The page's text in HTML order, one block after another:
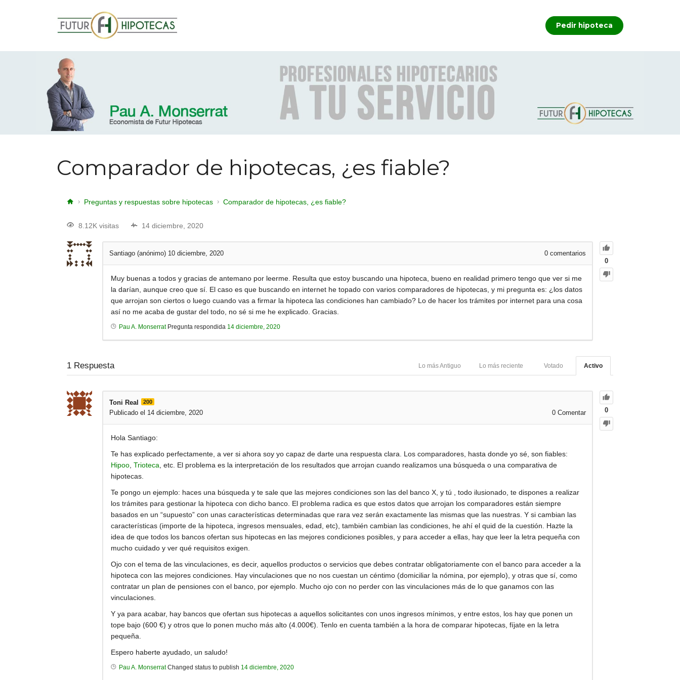
Pedir hipoteca
Comparador de hipotecas, ¿es fiable?
Preguntas y respuestas sobre hipotecas Comparador de hipotecas, ¿es fiable?
8.12K visitas 14 diciembre, 2020
0
Santiago (anónimo) 10 diciembre, 2020 0 comentarios
Muy buenas a todos y gracias de antemano por leerme. Resulta que estoy buscando una hipoteca, bueno en realidad primero tengo que ver si me
la darían, aunque creo que sí. El caso es que buscando en internet he topado con varios comparadores de hipotecas, y mi pregunta es: ¿los datos
que arrojan son ciertos o luego cuando vas a firmar la hipoteca las condiciones han cambiado? Lo de hacer los trámites por internet para una cosa
así no me acaba de gustar del todo, no sé si me he explicado. Gracias.
Pau A. MonserratPregunta respondida 14 diciembre, 2020
1 Respuesta Activo
Votado
Lo más reciente
Lo más Antiguo
0
Toni Real 200
Publicado el 14 diciembre, 2020 0 Comentar
Hola Santiago:
Te has explicado perfectamente, a ver si ahora soy yo capaz de darte una respuesta clara. Los comparadores, hasta donde yo sé, son fiables:
Hipoo Trioteca , etc. El problema es la interpretación de los resultados que arrojan cuando realizamos una búsqueda o una comparativa de
hipotecas.
Te pongo un ejemplo: haces una búsqueda y te sale que las mejores condiciones son las del banco X, y tú , todo ilusionado, te dispones a realizar
los trámites para gestionar la hipoteca con dicho banco. El problema radica es que estos datos que arrojan los comparadores están siempre
basados en un “supuesto” con unas características determinadas que rara vez serán exactamente las mismas que las nuestras. Y si cambian las
características (importe de la hipoteca, ingresos mensuales, edad, etc), también cambian las condiciones, he ahí el quid de la cuestión. Hazte la
idea de que todos los bancos ofertan sus hipotecas en las mejores condiciones posibles, y para acceder a ellas, hay que leer la letra pequeña con
mucho cuidado y ver qué requisitos exigen.
Ojo con el tema de las vinculaciones, es decir, aquellos productos o servicios que debes contratar obligatoriamente con el banco para acceder a la
hipoteca con las mejores condiciones. Hay vinculaciones que no nos cuestan un céntimo (domiciliar la nómina, por ejemplo), y otras que sí, como
contratar un plan de pensiones con el banco, por ejemplo. Mucho ojo con no perder con las vinculaciones más de lo que ganamos con las
vinculaciones.
Y ya para acabar, hay bancos que ofertan sus hipotecas a aquellos solicitantes con unos ingresos mínimos, y entre estos, los hay que ponen un
tope bajo (600 €) y otros que lo ponen mucho más alto (4.000€). Tenlo en cuenta también a la hora de comparar hipotecas, fíjate en la letra
pequeña.
Espero haberte ayudado, un saludo!
Pau A. MonserratChanged status to publish 14 diciembre, 2020